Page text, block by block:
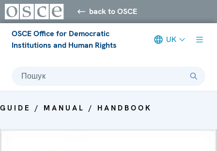
back to OSCE
OSCE Office for Democratic
Institutions and Human Rights
UK
Пошук
GUIDE / MANUAL / HANDBOOK